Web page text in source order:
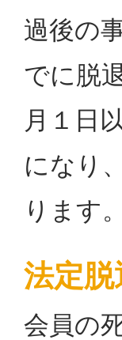
過後の
でに脱
月１日
になり
ります。
法定脱
会員の